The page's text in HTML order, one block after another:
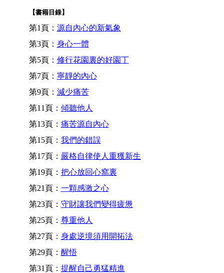
【書籍目錄】
第1頁： 源自內心的新氣象
第3頁： 身心一體
第5頁： 修行花園裏的好園丁
第7頁： 寧靜的內心
第9頁： 減少痛苦
第11頁： 傾聽他人
第13頁： 痛苦源自內心
第15頁： 我們的錯誤
第17頁： 嚴格自律使人重獲新生
第19頁： 把心放回心窩裏
第21頁： 一顆感激之心
第23頁： 守財讓我們變得疲憊
第25頁： 尊重他人
第27頁： 身處逆境須用開拓法
第29頁： 醒悟
第31頁： 提醒自己勇猛精進